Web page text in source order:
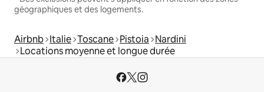
géographiques et des logements.
Airbnb Italie Toscane Pistoia Nardini
Locations moyenne et longue durée